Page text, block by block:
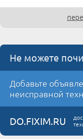
Не можете
Добавьте
неисправной
DO.FIXIM.RU